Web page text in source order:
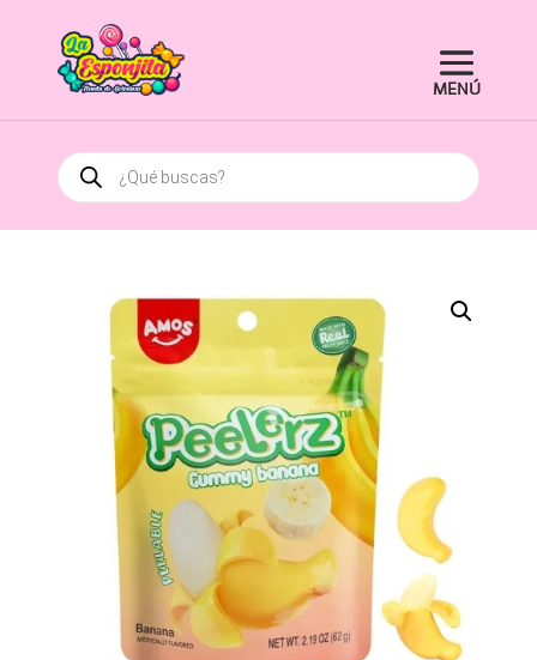
Búsqueda
de
productos